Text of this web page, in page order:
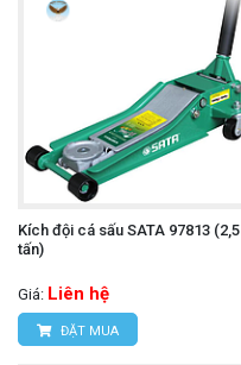
Kích đội cá sấu SATA 97813 (2,5
tấn)
Giá: Liên hệ
ĐẶT MUA